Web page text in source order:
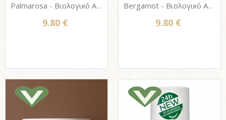
Palmarosa - Βιολογικό Αποσμητικό σώματος Endro, 100% Φυσική σύνθεση, 50ml
9.80 €
Bergamot - Βιολογικό Αποσμητικό σώματος Endro, 100% Φυσική σύνθεση, 50ml
9.80 €